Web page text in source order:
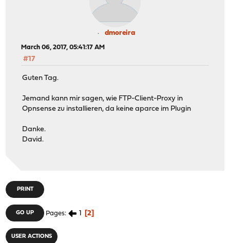
dmoreira
March 06, 2017, 05:41:17 AM
#17
Guten Tag.
Jemand kann mir sagen, wie FTP-Client-Proxy in
Opnsense zu installieren, da keine aparce im Plugin
Danke.
David.
PRINT
GO UP Pages 1 2
USER ACTIONS